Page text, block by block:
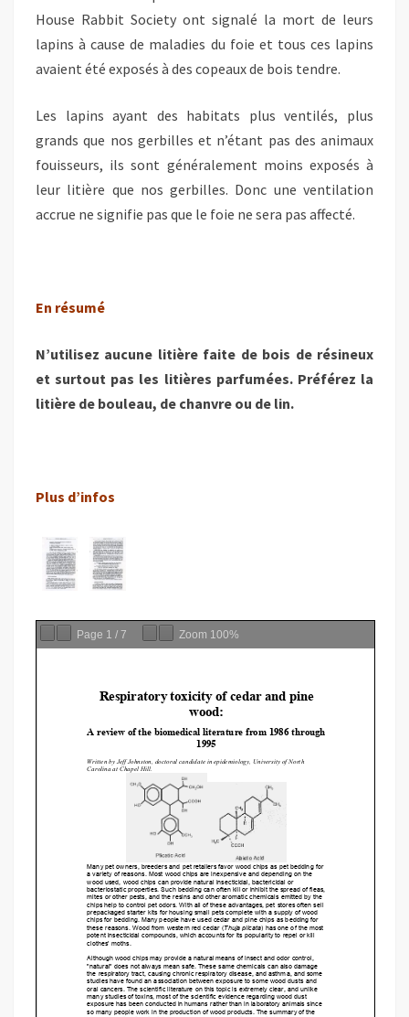
House Rabbit Society ont signalé la mort de leurs
lapins à cause de maladies du foie et tous ces lapins
avaient été exposés à des copeaux de bois tendre.
Les lapins ayant des habitats plus ventilés, plus
grands que nos gerbilles et n’étant pas des animaux
fouisseurs, ils sont généralement moins exposés à
leur litière que nos gerbilles. Donc une ventilation
accrue ne signifie pas que le foie ne sera pas affecté.
En résumé
N’utilisez aucune litière faite de bois de résineux
et surtout pas les litières parfumées. Préférez la
litière de bouleau, de chanvre ou de lin.
Plus d’infos
Page 1 / 7 Zoom 100%